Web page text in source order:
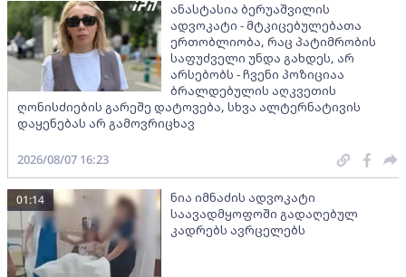
ანასტასია ბერუაშვილის
ადვოკატი - მტკიცებულებათა
ერთობლიობა, რაც პატიმრობის
საფუძველი უნდა გახდეს, არ
არსებობს - ჩვენი პოზიციაა
ბრალდებულის აღკვეთის
ღონისძიების გარეშე დატოვება, სხვა ალტერნატივის
დაყენებას არ გამოვრიცხავ
2026/08/07 16:23
ნია იმნაძის ადვოკატი
საავადმყოფოში გადაღებულ
კადრებს ავრცელებს
01:14